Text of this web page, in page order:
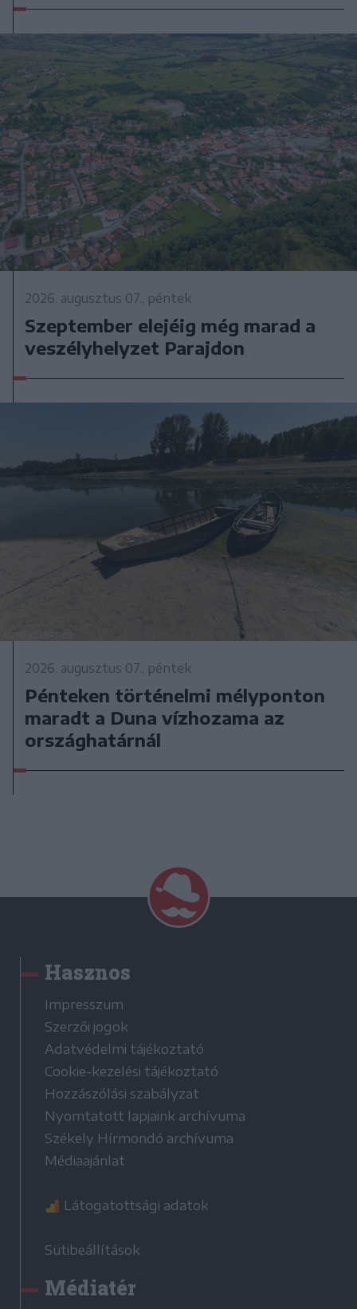
2026. augusztus 07., péntek
Szeptember elejéig még marad a
veszélyhelyzet Parajdon
2026. augusztus 07., péntek
Pénteken történelmi mélyponton
maradt a Duna vízhozama az
országhatárnál
Hasznos
Impresszum
Szerzői jogok
Adatvédelmi tájékoztató
Cookie-kezelési tájékoztató
Hozzászólási szabályzat
Nyomtatott lapjaink archívuma
Székely Hírmondó archívuma
Médiaajánlat
Látogatottsági adatok
Sütibeállítások
Médiatér